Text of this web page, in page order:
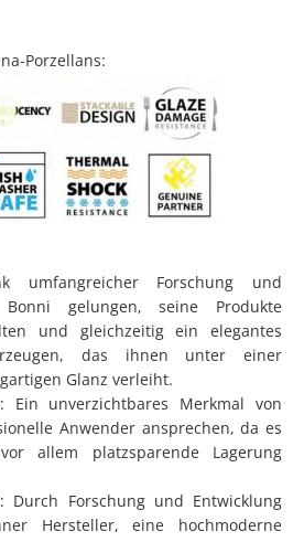
Porzellans:
umfangreicher Forschung und
gelungen, seine Produkte
und gleichzeitig ein elegantes
das ihnen unter einer
Glanz verleiht.
: Ein unverzichtbares Merkmal von
Anwender ansprechen, da es
allem platzsparende Lagerung
: Durch Forschung und Entwicklung
Hersteller, eine hochmoderne